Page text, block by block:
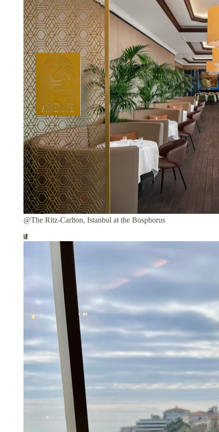
@The Ritz-Carlton, Istanbul at the Bosphorus